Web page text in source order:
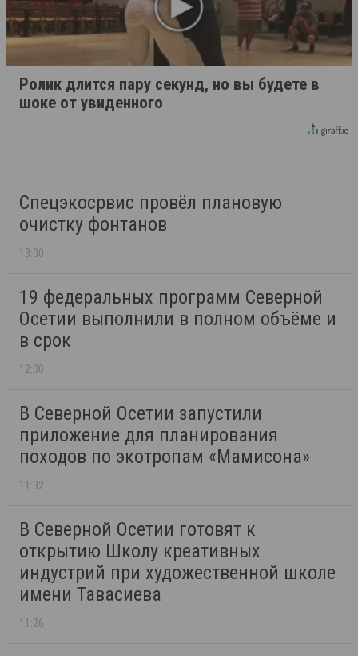
Ролик длится пару секунд, но вы будете в
шоке от увиденного
Спецэкосрвис провёл плановую
очистку фонтанов
13:00
19 федеральных программ Северной
Осетии выполнили в полном объёме и
в срок
12:00
В Северной Осетии запустили
приложение для планирования
походов по экотропам «Мамисона»
11:32
В Северной Осетии готовят к
открытию Школу креативных
индустрий при художественной школе
имени Тавасиева
11:26